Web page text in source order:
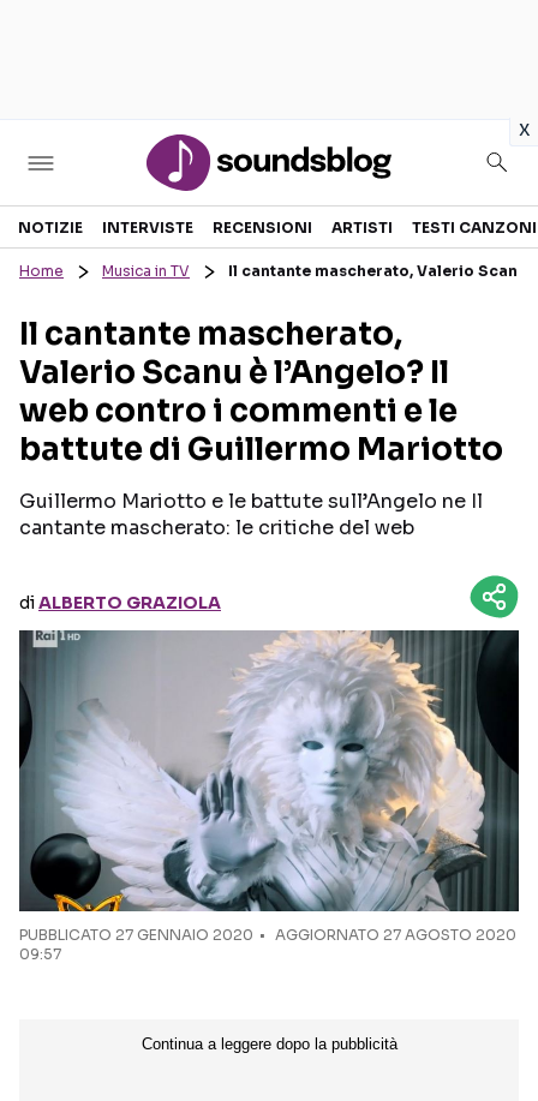
x
Sezioni
RECENSIONI MUSICALI
INTERVISTE
GOSSIP E CURIOSITÀ
TESTI CANZONI
TOUR ED EVENTI
TALENT SHOW
Seguici sui social
NOTIZIE INTERVISTE RECENSIONI ARTISTI TESTI CANZONI
Home Musica in TV Il cantante mascherato, Valerio
Il cantante mascherato,
Valerio Scanu è l’Angelo? Il
web contro i commenti e le
battute di Guillermo Mariotto
Guillermo Mariotto e le battute sull’Angelo ne Il
cantante mascherato: le critiche del web
diALBERTO GRAZIOLA
PUBBLICATO 27 GENNAIO 2020
AGGIORNATO 27 AGOSTO 2020
09:57